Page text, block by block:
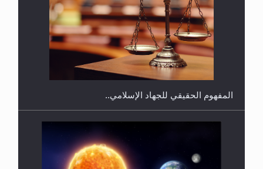
هل يجوز فتح مشروع كوافير نسائي للمحجبات وغير
المحجبات؟
المفهوم الحقيقي للجهاد الإسلامي..